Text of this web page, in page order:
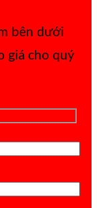
bên dưới
giá cho quý